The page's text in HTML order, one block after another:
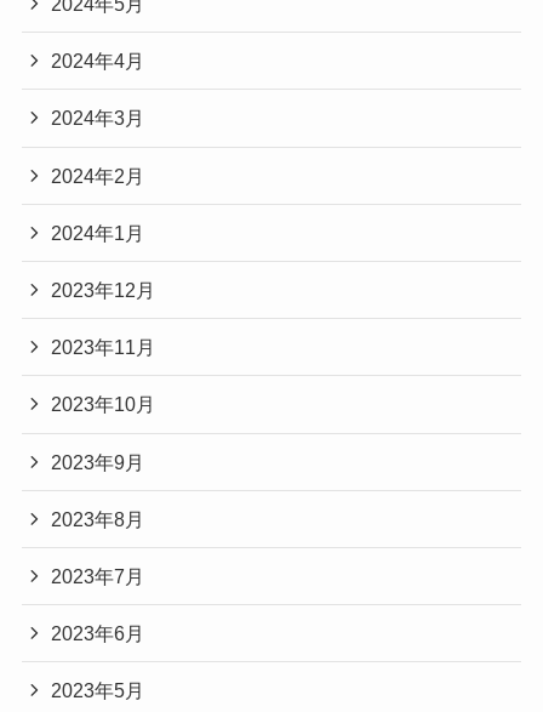
2024年4月
2024年3月
2024年2月
2024年1月
2023年12月
2023年11月
2023年10月
2023年9月
2023年8月
2023年7月
2023年6月
2023年5月